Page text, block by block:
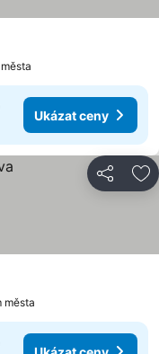
Ukázat ceny
Sdílet
města